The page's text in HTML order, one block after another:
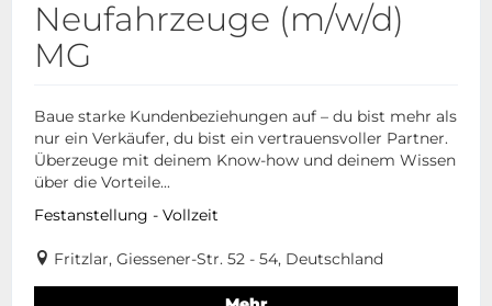
Neufahrzeuge (m/w/d)
MG
Baue starke Kundenbeziehungen auf – du bist mehr als
nur ein Verkäufer, du bist ein vertrauensvoller Partner.
Überzeuge mit deinem Know-how und deinem Wissen
über die Vorteile...
Festanstellung - Vollzeit
Fritzlar, Giessener-Str. 52 - 54, Deutschland